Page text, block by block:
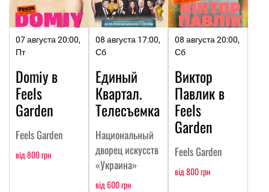
07 августа 20:00,
Пт
Domiy в
Feels
Garden
Feels Garden
від 800 грн
08 августа 17:00,
Сб
Единый
Квартал.
Телесъемка
Национальный
дворец искусств
«Украина»
від 600 грн
08 августа 20:00,
Сб
Виктор
Павлик в
Feels
Garden
Feels Garden
від 800 грн